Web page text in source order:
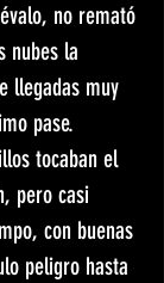
no remató
nubes la
llegadas muy
pase.
tocaban el
pero casi
con buenas
peligro hasta